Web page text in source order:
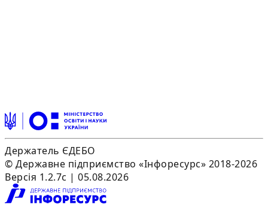
Держатель ЄДЕБО
© Державне підприємство «Інфоресурс» 2018-2026
Версія 1.2.7c | 05.08.2026